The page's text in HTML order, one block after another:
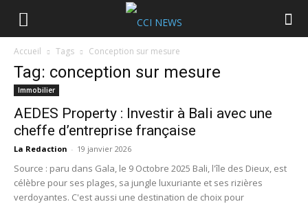
Accueil Tags Conception sur mesure
Tag: conception sur mesure
Immobilier
AEDES Property : Investir à Bali avec une
cheffe d’entreprise française
La Redaction - 19 janvier 2026
Source : paru dans Gala, le 9 Octobre 2025 Bali, l'île des Dieux, est
célèbre pour ses plages, sa jungle luxuriante et ses rizières
verdoyantes. C'est aussi une destination de choix pour